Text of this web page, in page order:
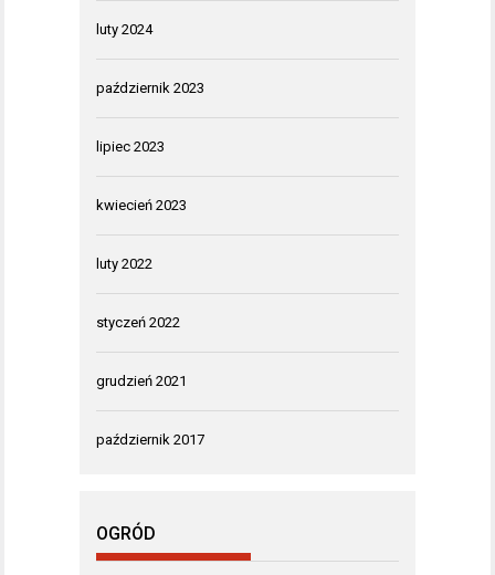
luty 2024
październik 2023
lipiec 2023
kwiecień 2023
luty 2022
styczeń 2022
grudzień 2021
październik 2017
OGRÓD